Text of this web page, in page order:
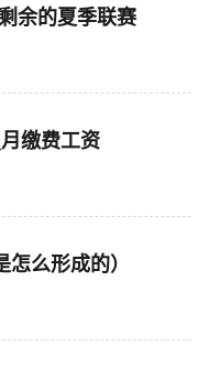
余的夏季联赛
缴费工资
么形成的）